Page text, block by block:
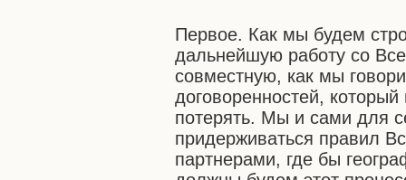
Первое. Как мы будем
дальнейшую работу со
совместную, как мы
договоренностей,
потерять. Мы и сами для
придерживаться правил
партнерами, где бы